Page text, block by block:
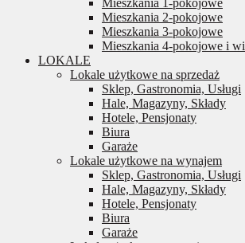
Mieszkania 1-pokojowe
Mieszkania 2-pokojowe
Mieszkania 3-pokojowe
Mieszkania 4-pokojowe i
LOKALE
Lokale użytkowe na sprzedaż
Sklep, Gastronomia, Usługi
Hale, Magazyny, Składy
Hotele, Pensjonaty
Biura
Garaże
Lokale użytkowe na wynajem
Sklep, Gastronomia, Usługi
Hale, Magazyny, Składy
Hotele, Pensjonaty
Biura
Garaże